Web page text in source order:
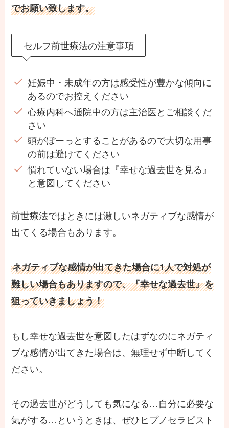
でお願い致します。
セルフ前世療法の注意事項
妊娠中・未成年の方は感受性が豊かな傾向に
あるのでお控えください
心療内科へ通院中の方は主治医とご相談くだ
さい
頭がぼーっとすることがあるので大切な用事
の前は避けてください
慣れていない場合は『幸せな過去世を見る』
と意図してください
前世療法ではときには激しいネガティブな感情が
出てくる場合もあります。
ネガティブな感情が出てきた場合に1人で対処が
難しい場合もありますので、『幸せな過去世』を
狙っていきましょう！
もし幸せな過去世を意図したはずなのにネガティ
ブな感情が出てきた場合は、無理せず中断してく
ださい。
その過去世がどうしても気になる…自分に必要な
気がする…というときは、ぜひヒプノセラピスト